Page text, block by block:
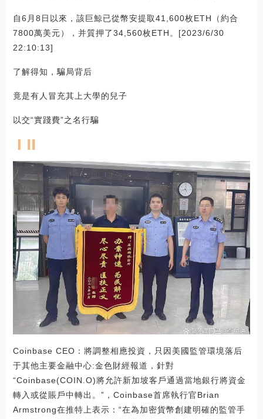
自6月8日以來，該巨鯨已從幣安提取41,600枚ETH（約合
7800萬美元），并質押了34,560枚ETH。[2023/6/30
22:10:13]
了解得知，騙局背后
竟是有人冒充其上大學的兒子
以交“實踐費”之名行騙
Coinbase CEO：將調整相應投資，只因美國監管環境落后
于其他主要金融中心:金色財經報道，針對
“Coinbase(COIN.O)將允許新加坡客戶通過當地銀行將資金
轉入或從賬戶中轉出。”，Coinbase首席執行官Brian
Armstrong在推特上表示：“在為加密貨幣創建明確的監管手